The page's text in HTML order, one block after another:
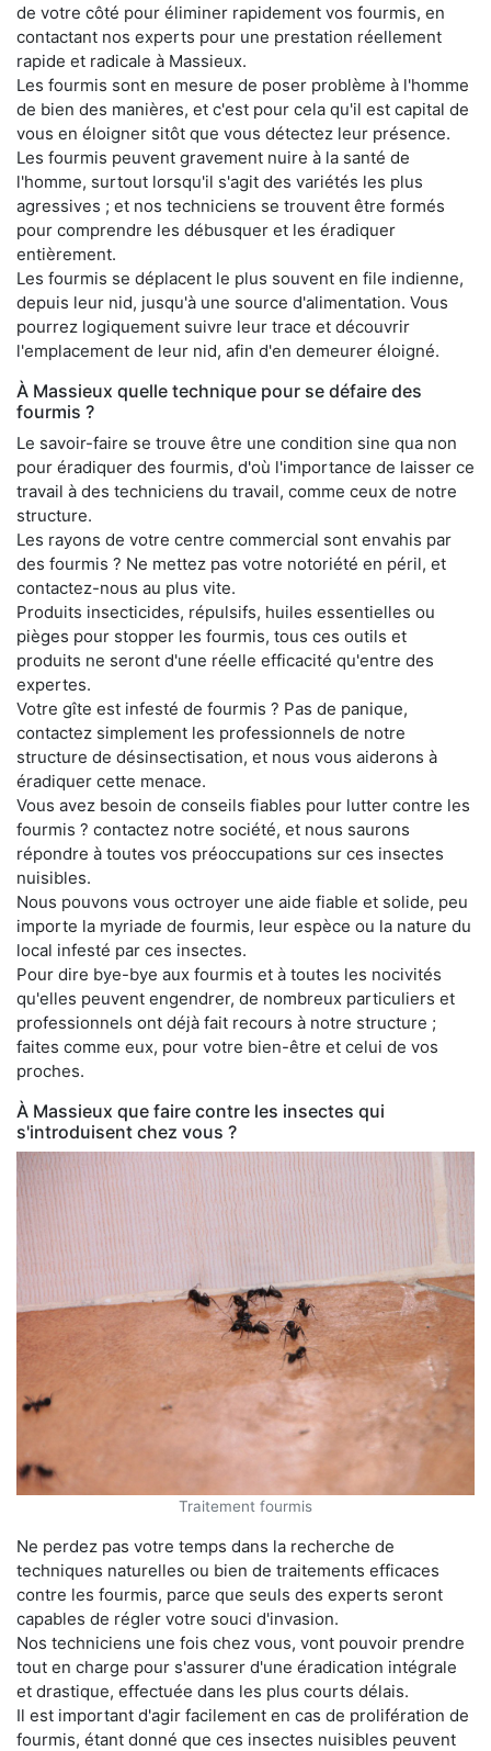
de votre côté pour éliminer rapidement vos fourmis, en
contactant nos experts pour une prestation réellement
rapide et radicale à Massieux.
Les fourmis sont en mesure de poser problème à l'homme
de bien des manières, et c'est pour cela qu'il est capital de
vous en éloigner sitôt que vous détectez leur présence.
Les fourmis peuvent gravement nuire à la santé de
l'homme, surtout lorsqu'il s'agit des variétés les plus
agressives ; et nos techniciens se trouvent être formés
pour comprendre les débusquer et les éradiquer
entièrement.
Les fourmis se déplacent le plus souvent en file indienne,
depuis leur nid, jusqu'à une source d'alimentation. Vous
pourrez logiquement suivre leur trace et découvrir
l'emplacement de leur nid, afin d'en demeurer éloigné.
À Massieux quelle technique pour se défaire des
fourmis ?
Le savoir-faire se trouve être une condition sine qua non
pour éradiquer des fourmis, d'où l'importance de laisser ce
travail à des techniciens du travail, comme ceux de notre
structure.
Les rayons de votre centre commercial sont envahis par
des fourmis ? Ne mettez pas votre notoriété en péril, et
contactez-nous au plus vite.
Produits insecticides, répulsifs, huiles essentielles ou
pièges pour stopper les fourmis, tous ces outils et
produits ne seront d'une réelle efficacité qu'entre des
expertes.
Votre gîte est infesté de fourmis ? Pas de panique,
contactez simplement les professionnels de notre
structure de désinsectisation, et nous vous aiderons à
éradiquer cette menace.
Vous avez besoin de conseils fiables pour lutter contre les
fourmis ? contactez notre société, et nous saurons
répondre à toutes vos préoccupations sur ces insectes
nuisibles.
Nous pouvons vous octroyer une aide fiable et solide, peu
importe la myriade de fourmis, leur espèce ou la nature du
local infesté par ces insectes.
Pour dire bye-bye aux fourmis et à toutes les nocivités
qu'elles peuvent engendrer, de nombreux particuliers et
professionnels ont déjà fait recours à notre structure ;
faites comme eux, pour votre bien-être et celui de vos
proches.
À Massieux que faire contre les insectes qui
s'introduisent chez vous ?
Traitement fourmis
Ne perdez pas votre temps dans la recherche de
techniques naturelles ou bien de traitements efficaces
contre les fourmis, parce que seuls des experts seront
capables de régler votre souci d'invasion.
Nos techniciens une fois chez vous, vont pouvoir prendre
tout en charge pour s'assurer d'une éradication intégrale
et drastique, effectuée dans les plus courts délais.
Il est important d'agir facilement en cas de prolifération de
fourmis, étant donné que ces insectes nuisibles peuvent